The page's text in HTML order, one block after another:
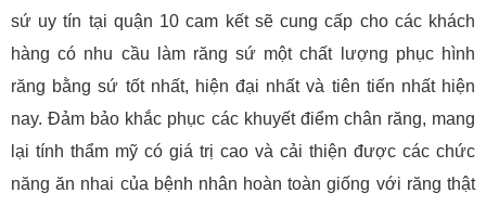
sứ uy tín tại quận 10 cam kết sẽ cung cấp cho các khách
hàng có nhu cầu làm răng sứ một chất lượng phục hình
răng bằng sứ tốt nhất, hiện đại nhất và tiên tiến nhất hiện
nay. Đảm bảo khắc phục các khuyết điểm chân răng, mang
lại tính thẩm mỹ có giá trị cao và cải thiện được các chức
năng ăn nhai của bệnh nhân hoàn toàn giống với răng thật